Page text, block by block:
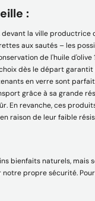
:
la ville productrice
aux sautés – les
de l'huile
dès le départ
en verre sont
grâce à sa grande
En revanche, ces
raison de leur faible
bienfaits naturels, mais
propre sécurité.